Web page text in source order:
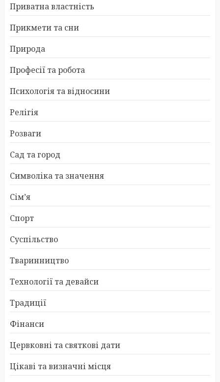
Приватна властність
Прикмети та сни
Природа
Професії та робота
Психологія та відносини
Релігія
Розваги
Сад та город
Символіка та значення
Сім’я
Спорт
Суспільство
Тваринництво
Технології та девайси
Традиції
Фінанси
Цервковні та святкові дати
Цікаві та визначні місця